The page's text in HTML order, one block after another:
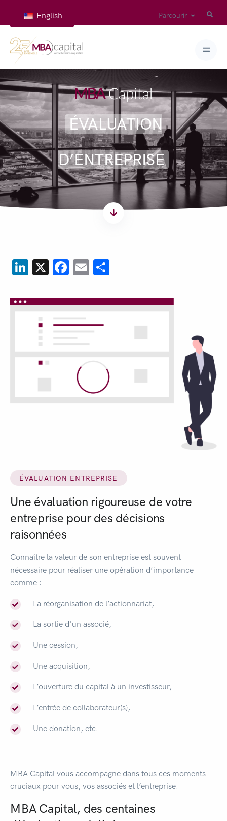
English Parcourir
ÉVALUATION
D’ENTREPRISE
LinkedIn
X Facebook
Email
ÉVALUATION ENTREPRISE
Une évaluation rigoureuse de votre
entreprise pour des décisions
raisonnées
Connaître la valeur de son entreprise est souvent
nécessaire pour réaliser une opération d’importance
comme :
La réorganisation de l’actionnariat,
La sortie d’un associé,
Une cession,
Une acquisition,
L’ouverture du capital à un investisseur,
L’entrée de collaborateur(s),
Une donation, etc.
MBA Capital vous accompagne dans tous ces moments
cruciaux pour vous, vos associés et l’entreprise.
MBA Capital, des centaines